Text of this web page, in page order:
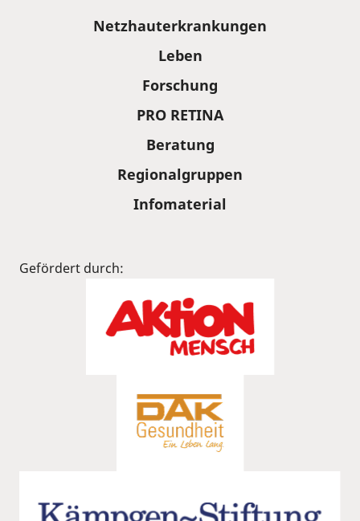
Netzhauterkrankungen
Leben
Forschung
PRO RETINA
Beratung
Regionalgruppen
Infomaterial
Gefördert durch: